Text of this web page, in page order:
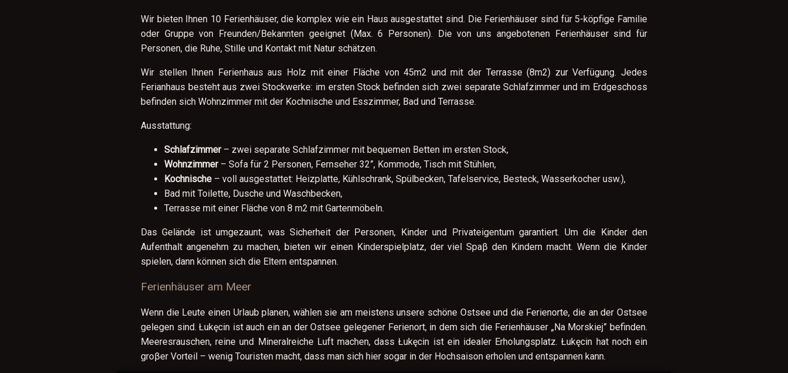
Wir bieten Ihnen 10 Ferienhäuser, die komplex wie ein Haus ausgestattet sind. Die Ferienhäuser sind für 5-köpfige Familie
oder Gruppe von Freunden/Bekannten geeignet (Max. 6 Personen). Die von uns angebotenen Ferienhäuser sind für
Personen, die Ruhe, Stille und Kontakt mit Natur schätzen.
Wir stellen Ihnen Ferienhaus aus Holz mit einer Fläche von 45m2 und mit der Terrasse (8m2) zur Verfügung. Jedes
Ferianhaus besteht aus zwei Stockwerke: im ersten Stock befinden sich zwei separate Schlafzimmer und im Erdgeschoss
befinden sich Wohnzimmer mit der Kochnische und Esszimmer, Bad und Terrasse.
Ausstattung:
Schlafzimmer – zwei separate Schlafzimmer mit bequemen Betten im ersten Stock,
Wohnzimmer– Sofa für 2 Personen, Fernseher 32”, Kommode, Tisch mit Stühlen,
Kochnische – voll ausgestattet: Heizplatte, Kühlschrank, Spülbecken, Tafelservice, Besteck, Wasserkocher usw.),
Bad mit Toilette, Dusche und Waschbecken,
Terrasse mit einer Fläche von 8 m2 mit Gartenmöbeln.
Das Gelände ist umgezaunt, was Sicherheit der Personen, Kinder und Privateigentum garantiert. Um die Kinder den
Aufenthalt angenehm zu machen, bieten wir einen Kinderspielplatz, der viel Spaβ den Kindern macht. Wenn die Kinder
spielen, dann können sich die Eltern entspannen.
Ferienhäuser am Meer
Wenn die Leute einen Urlaub planen, wählen sie am meistens unsere schöne Ostsee und die Ferienorte, die an der Ostsee
gelegen sind. Łukęcin ist auch ein an der Ostsee gelegener Ferienort, in dem sich die Ferienhäuser „Na Morskiej” befinden.
Meeresrauschen, reine und Mineralreiche Luft machen, dass Łukęcin ist ein idealer Erholungsplatz. Łukęcin hat noch ein
groβer Vorteil – wenig Touristen macht, dass man sich hier sogar in der Hochsaison erholen und entspannen kann.